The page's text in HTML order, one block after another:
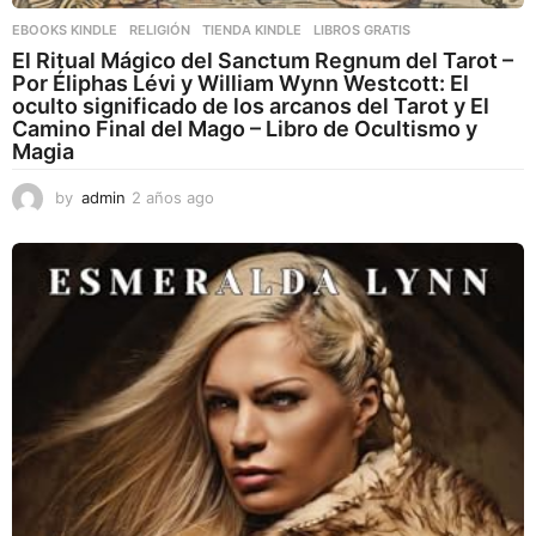
EBOOKS KINDLE ,RELIGIÓN ,TIENDA KINDLE LIBROS GRATIS
El Ritual Mágico del Sanctum Regnum del Tarot –
Por Éliphas Lévi y William Wynn Westcott: El
oculto significado de los arcanos del Tarot y El
Camino Final del Mago – Libro de Ocultismo y
Magia
by admin 2 años ago
ñ
s
g
o